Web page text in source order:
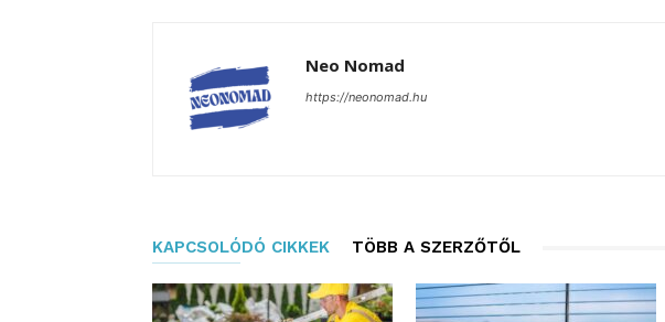
Neo Nomad
https://neonomad.hu
KAPCSOLÓDÓ CIKKEK TÖBB A SZERZŐTŐL